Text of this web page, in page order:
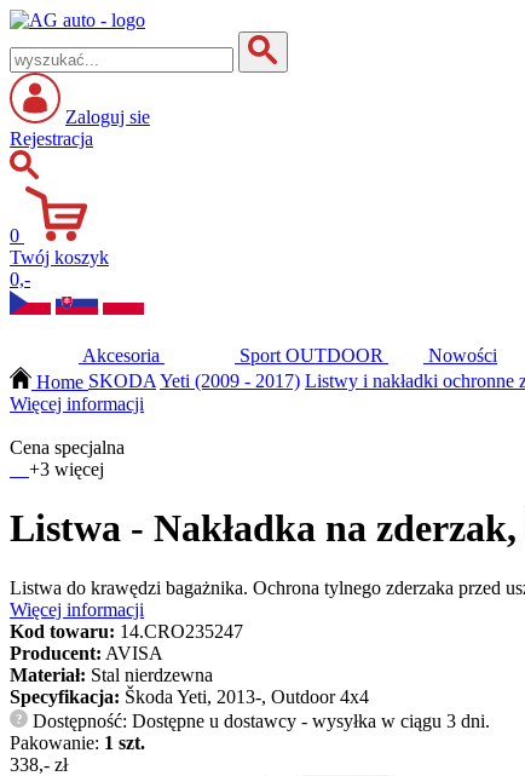
Zaloguj sie
Rejestracja
0
Twój koszyk
0,-
Akcesoria Sport OUTDOOR
Nowości
Home SKODAYeti (2009 - 2017) Listwy i nakładki ochronne
Więcej informacji
Cena specjalna
+3 więcej
Listwa - Nakładka na
Listwa do krawędzi bagażnika. Ochrona tylnego zderzaka przed
Więcej informacji
Kod towaru: 14.CRO235247
Producent: AVISA
Materiał: Stal nierdzewna
Specyfikacja: Škoda Yeti, 2013-, Outdoor 4x4
?
Dostępność: Dostępne u dostawcy - wysyłka w ciągu 3 dni.
Pakowanie: 1 szt.
338,- zł